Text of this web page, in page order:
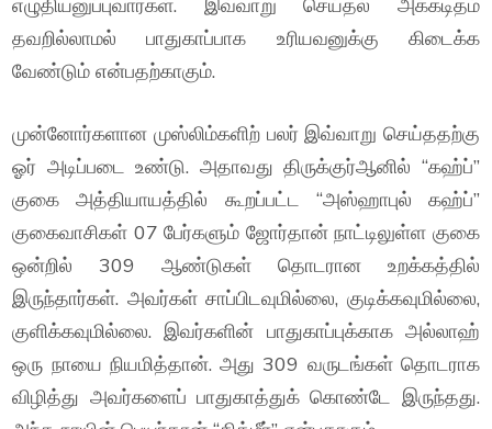
தவறில்லாமல் பாதுகாப்பாக உரியவனுக்கு கிடைக்க
வேண்டும் என்பதற்காகும்.
முன்னோர்களான முஸ்லிம்களிற் பலர் இவ்வாறு செய்ததற்கு
ஓர் அடிப்படை உண்டு. அதாவது திருக்குர்ஆனில் “கஹ்ப்”
குகை அத்தியாயத்தில் கூறப்பட்ட “அஸ்ஹாபுல் கஹ்ப்”
குகைவாசிகள் 07 பேர்களும் ஜோர்தான் நாட்டிலுள்ள குகை
ஒன்றில் 309 ஆண்டுகள் தொடரான உறக்கத்தில்
இருந்தார்கள். அவர்கள் சாப்பிடவுமில்லை, குடிக்கவுமில்லை,
குளிக்கவுமில்லை. இவர்களின் பாதுகாப்புக்காக அல்லாஹ்
ஒரு நாயை நியமித்தான். அது 309 வருடங்கள் தொடராக
விழித்து அவர்களைப் பாதுகாத்துக் கொண்டே இருந்தது.